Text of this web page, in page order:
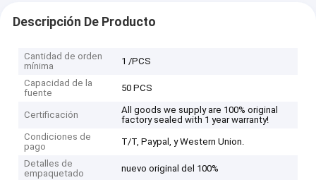
Descripción De Producto
Cantidad de orden
mínima
1 /PCS
Capacidad de la
fuente
50 PCS
Certificación
All goods we supply are 100% original
factory sealed with 1 year warranty!
Condiciones de
pago
T/T, Paypal, y Western Union.
Detalles de
empaquetado
nuevo original del 100%